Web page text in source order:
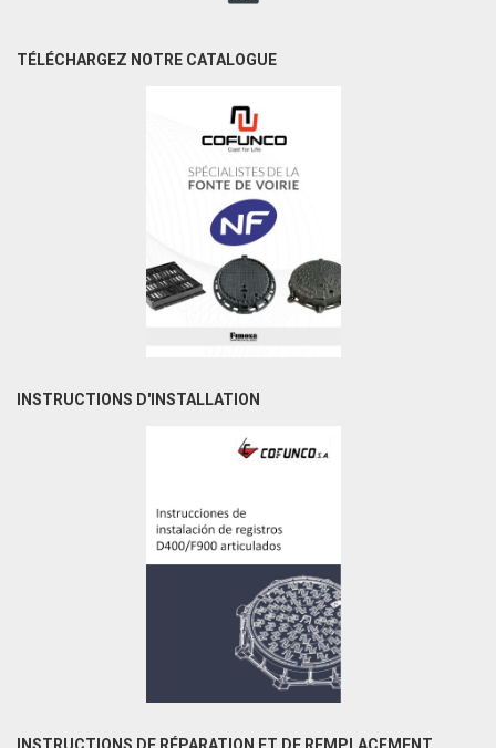
TÉLÉCHARGEZ NOTRE CATALOGUE
INSTRUCTIONS D'INSTALLATION